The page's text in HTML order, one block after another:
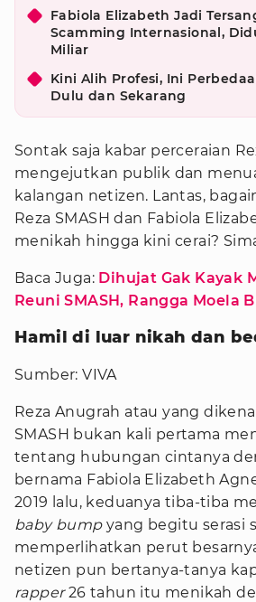
Fabiola Elizabeth Jadi
Scamming Internasional,
Miliar
Kini Alih Profesi, Ini
Dulu dan Sekarang
Sontak saja kabar perceraian
mengejutkan publik dan
kalangan netizen. Lantas,
Reza SMASH dan Fabiola
menikah hingga kini cerai?
Baca Juga: Dihujat Gak Kayak
Reuni SMASH, Rangga Moela
Hamil di luar nikah dan
Sumber: VIVA
Reza Anugrah atau yang
SMASH bukan kali pertama
tentang hubungan cintanya
bernama Fabiola Elizabeth
2019 lalu, keduanya tiba-tiba
baby bumpyang begitu serasi
memperlihatkan perut
netizen pun bertanya-tanya
rapper26 tahun itu menikah